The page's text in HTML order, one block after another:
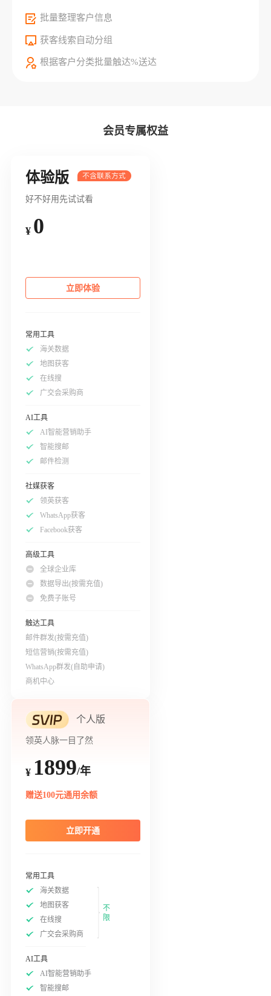
批量整理客户信息
获客线索自动分组
根据客户分类批量触达%送达
会员专属权益
体验版
好不好用先试试看
¥ 0
立即体验
常用工具
海关数据
地图获客
在线搜
广交会采购商
AI工具
AI智能营销助手
智能搜邮
邮件检测
社媒获客
领英获客
WhatsApp获客
Facebook获客
高级工具
全球企业库
数据导出(按需充值)
免费子账号
触达工具
邮件群发(按需充值)
短信营销(按需充值)
WhatsApp群发(自助申请)
商机中心
个人版
领英人脉一目了然
¥ 1899/年
赠送100元通用余额
立即开通
常用工具
海关数据
地图获客
在线搜
广交会采购商
不
限
AI工具
AI智能营销助手
智能搜邮